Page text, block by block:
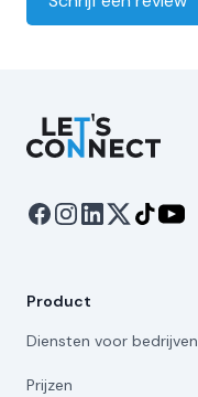
Let's Connect
Product
Diensten voor bedrijven
Prijzen